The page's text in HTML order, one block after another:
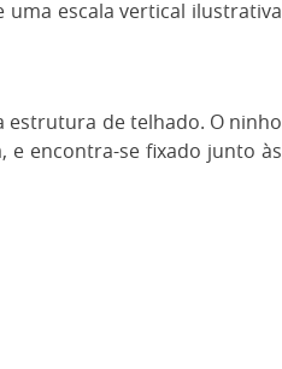
uma escala vertical ilustrativa
estrutura de telhado. O ninho
e encontra-se fixado junto às